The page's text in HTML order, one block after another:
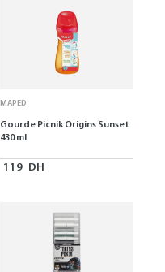
MAPED
Gourde Picnik Origins Sunset
430 ml
119 DH